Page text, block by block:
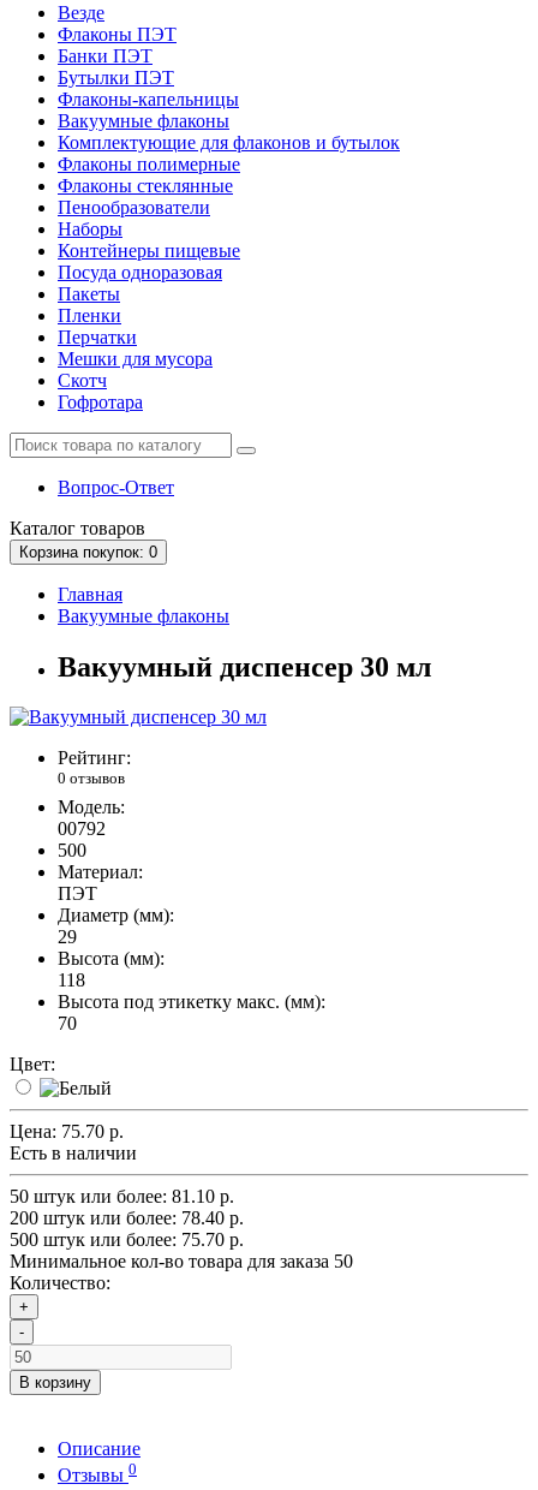
Везде
Флаконы ПЭТ
Банки ПЭТ
Бутылки ПЭТ
Флаконы-капельницы
Вакуумные флаконы
Комплектующие для флаконов и бутылок
Флаконы полимерные
Флаконы стеклянные
Пенообразователи
Наборы
Контейнеры пищевые
Посуда одноразовая
Пакеты
Пленки
Перчатки
Мешки для мусора
Скотч
Гофротара
Вопрос-Ответ
Каталог товаров
Корзина покупок: 0
Главная
Вакуумные флаконы
Вакуумный диспенсер 30 мл
Рейтинг:
0 отзывов
Модель:
00792
500
Материал:
ПЭТ
Диаметр (мм):
29
Высота (мм):
118
Высота под этикетку макс. (мм):
70
Цвет:
Цена: 75.70 р.
Есть в наличии
50 штук или более: 81.10 р.
200 штук или более: 78.40 р.
500 штук или более: 75.70 р.
Минимальное кол-во товара для заказа 50
Количество:
+
-
В корзину
Описание
Отзывы 0